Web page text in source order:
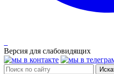
Версия для слабовидящих